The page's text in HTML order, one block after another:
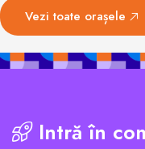
Vezi toate orașele
Intră în